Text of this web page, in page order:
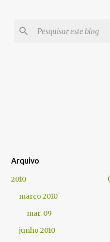
Arquivo
2010
março 2010
mar. 09
junho 2010